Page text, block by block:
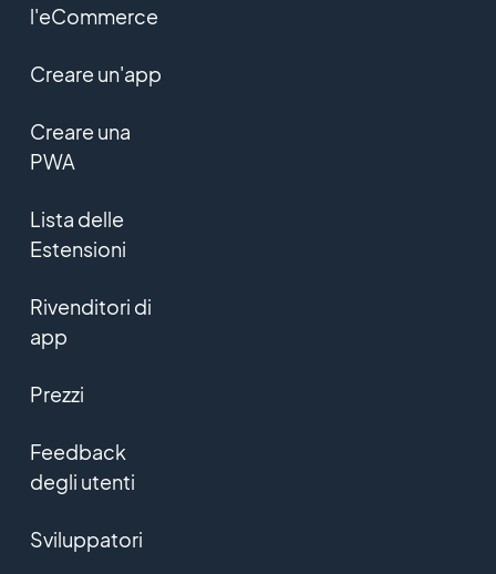
l'eCommerce
Creare un'app
Creare una
PWA
Lista delle
Estensioni
Rivenditori di
app
Prezzi
Feedback
degli utenti
Sviluppatori